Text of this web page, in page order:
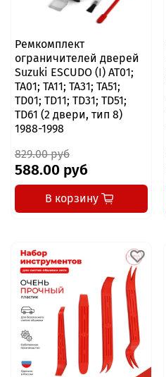
Ремкомплект
ограничителей дверей
Suzuki ESCUDO (I) AT01;
TA01; TA11; TA31; TA51;
TD01; TD11; TD31; TD51;
TD61 (2 двери, тип 8)
1988-1998
829.00 руб
588.00 руб
В корзину